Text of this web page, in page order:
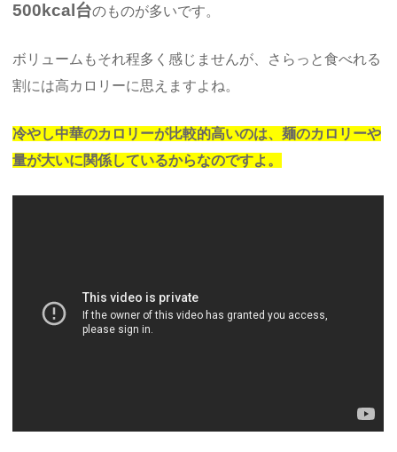
500kcal台のものが多いです。
ボリュームもそれ程多く感じませんが、さらっと食べれる
割には高カロリーに思えますよね。
冷やし中華のカロリーが比較的高いのは、麺のカロリーや
量が大いに関係しているからなのですよ。